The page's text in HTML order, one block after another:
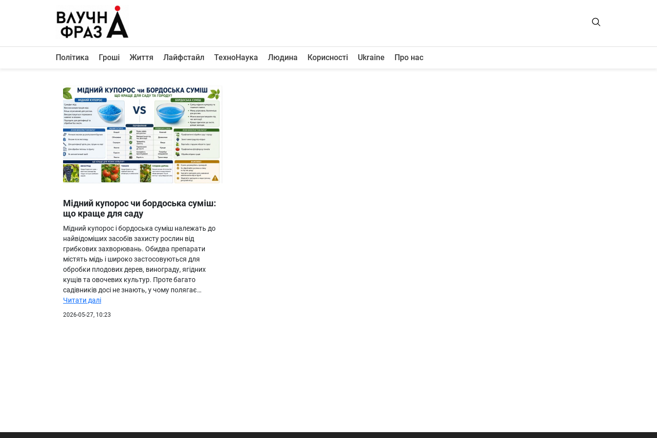
Політика
Життя
Лайфстайл
ТехноНаука
Людина
Корисності
Про нас
Політика Гроші Життя Лайфстайл ТехноНаука Людина Корисності Ukraine Про нас
Мідний купорос чи бордоська суміш:
що краще для саду
Мідний купорос і бордоська суміш належать до
найвідоміших засобів захисту рослин від
грибкових захворювань. Обидва препарати
містять мідь і широко застосовуються для
обробки плодових дерев, винограду, ягідних
кущів та овочевих культур. Проте багато
садівників досі не знають, у чому полягає…
Читати далі
2026-05-27, 10:23